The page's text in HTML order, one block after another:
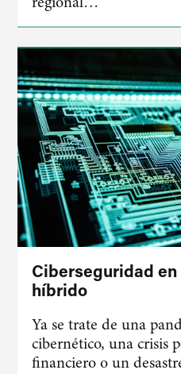
Ciberseguridad
híbrido
Ya se trate de una
cibernético, una crisis
financiero o un